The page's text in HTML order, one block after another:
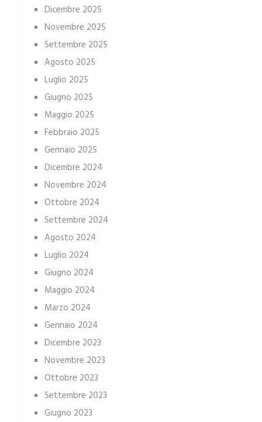
Dicembre 2025
Novembre 2025
Settembre 2025
Agosto 2025
Luglio 2025
Giugno 2025
Maggio 2025
Febbraio 2025
Gennaio 2025
Dicembre 2024
Novembre 2024
Ottobre 2024
Settembre 2024
Agosto 2024
Luglio 2024
Giugno 2024
Maggio 2024
Marzo 2024
Gennaio 2024
Dicembre 2023
Novembre 2023
Ottobre 2023
Settembre 2023
Giugno 2023